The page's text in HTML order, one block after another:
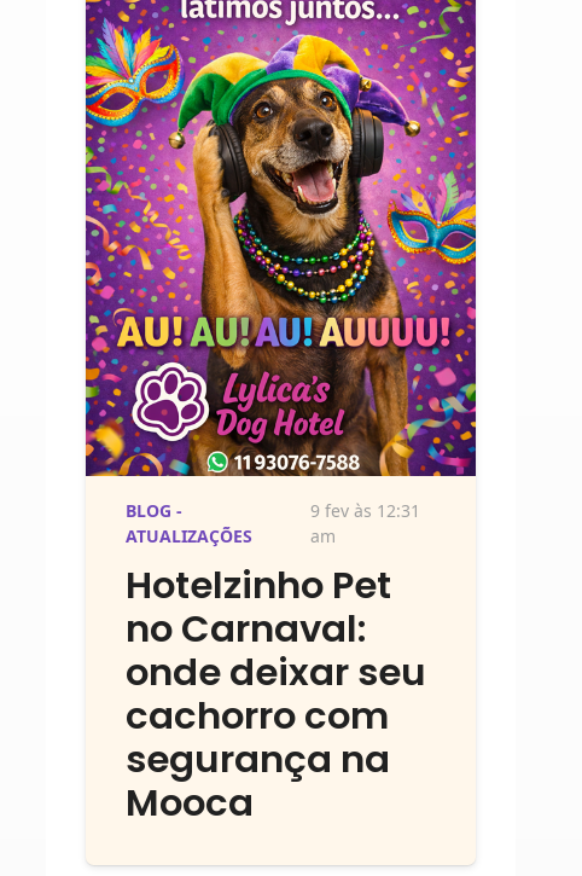
BLOG -
ATUALIZAÇÕES
9 fev às 12:31
am
Hotelzinho Pet
no Carnaval:
onde deixar seu
cachorro com
segurança na
Mooca